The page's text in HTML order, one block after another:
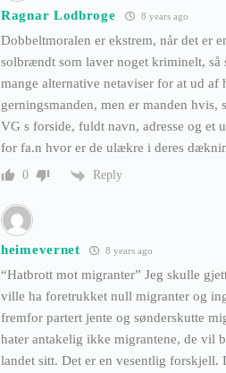
Ragnar Lodbroge 8 years ago
Dobbeltmoralen er ekstrem, når det er
solbrændt som laver noget kriminelt, så
mange alternative netaviser for at ud af
gerningsmanden, men er manden hvis,
VG s forside, fuldt navn, adresse og et
for fa.n hvor er de ulækre i deres
0 Reply
heimevernet 8 years ago
“Hatbrott mot migranter” Jeg skulle
ville ha foretrukket null migranter og
fremfor partert jente og sønderskutte
hater antakelig ikke migrantene, de vil
landet sitt. Det er en vesentlig forskjell.